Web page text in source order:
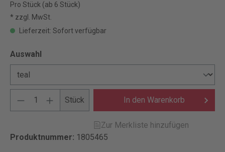
Pro Stück (ab 6 Stück)
* zzgl. MwSt.
Lieferzeit: Sofort verfügbar
Auswahl
Stück In den Warenkorb
Zur Merkliste hinzufügen
Produktnummer: 1805465